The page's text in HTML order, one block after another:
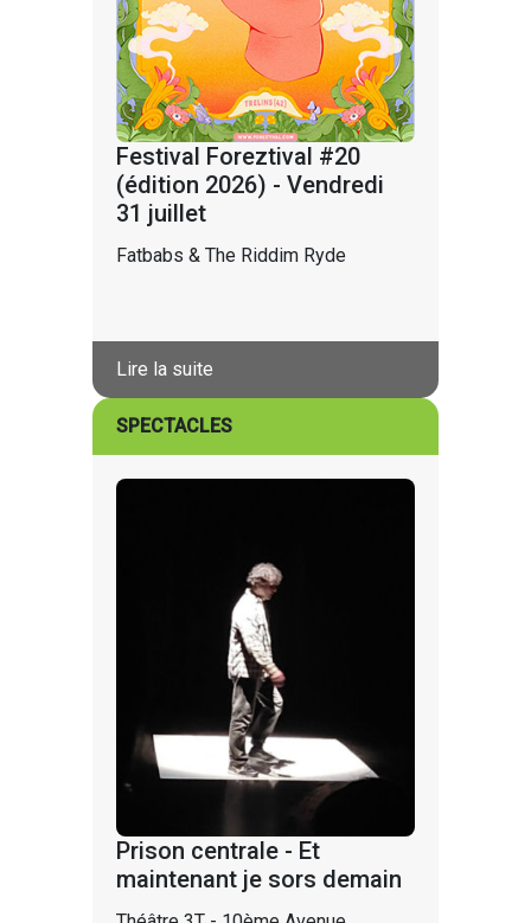
Festival Foreztival #20
(édition 2026) - Vendredi
31 juillet
Fatbabs & The Riddim Ryde
Lire la suite
SPECTACLES
Prison centrale - Et
maintenant je sors demain